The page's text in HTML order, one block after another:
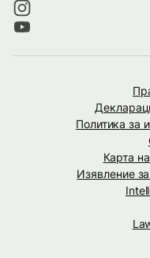
Политика за
Карта
Изявление